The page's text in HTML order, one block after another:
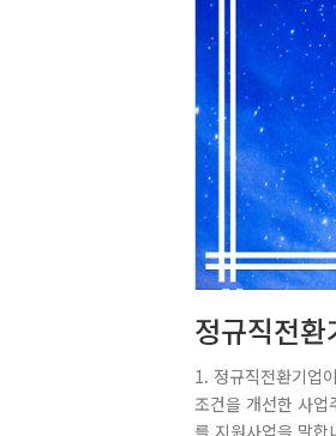
정규직전
1. 정규직전환기업
조건을 개선한 사업
를 지원사업을 말